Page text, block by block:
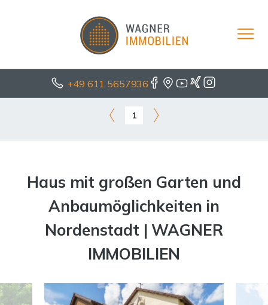
+49 611 5657936
1
Haus mit großen Garten und
Anbaumöglichkeiten in
Nordenstadt | WAGNER
IMMOBILIEN